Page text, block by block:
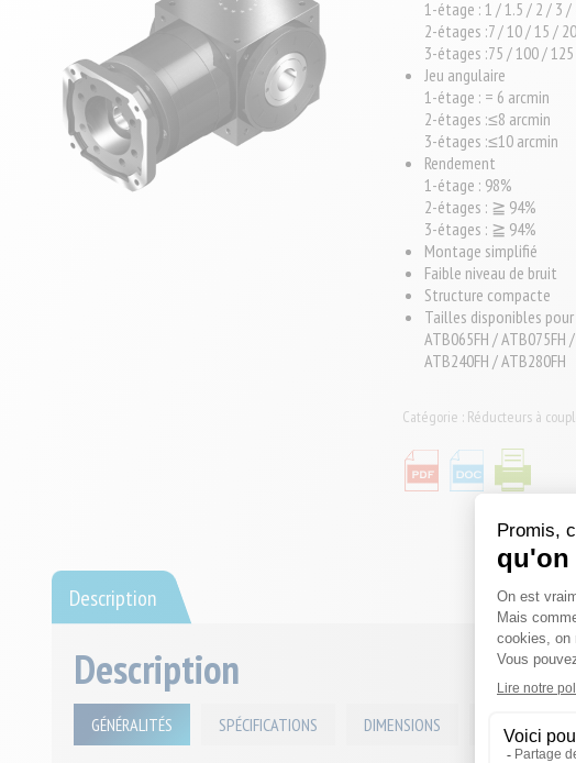
1-étage : 1 / 1.5 / 2 / 3 /
2-étages :7 / 10 / 15 /
3-étages :75 / 100 /
Jeu angulaire
1-étage : = 6 arcmin
2-étages :≤8 arcmin
3-étages :≤10 arcmin
Rendement
1-étage : 98%
2-étages : ≧ 94%
3-étages : ≧ 94%
Montage simplifié
Faible niveau de bruit
Structure compacte
Tailles disponibles pour
ATB065FH / ATB075FH
ATB240FH / ATB280FH
Catégorie : Réducteurs à
Description
Description
GÉNÉRALITÉS SPÉCIFICATIONS DIMENSIONS